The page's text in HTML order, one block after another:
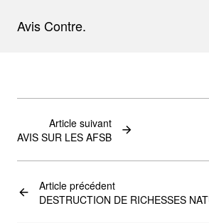
Avis Contre.
Article précédent
DESTRUCTION DE RICHESSES
Article suivant
AVIS SUR LES AFSB